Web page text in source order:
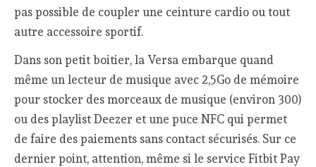
pas possible de coupler une ceinture cardio ou tout
autre accessoire sportif.
Dans son petit boitier, la Versa embarque quand
même un lecteur de musique avec 2,5Go de mémoire
pour stocker des morceaux de musique (environ 300)
ou des playlist Deezer et une puce NFC qui permet
de faire des paiements sans contact sécurisés. Sur ce
dernier point, attention, même si le service Fitbit Pay